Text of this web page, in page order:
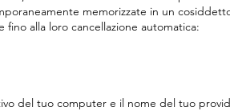
memorizzate in un
alla loro cancellazione automatica:
del tuo computer e il nome del tuo